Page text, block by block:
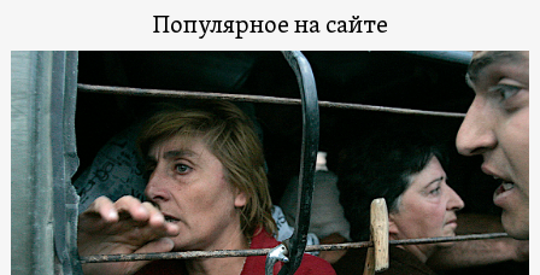
Популярное на сайте